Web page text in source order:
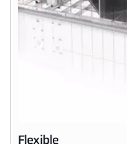
Flexible
Important Links
Descargas